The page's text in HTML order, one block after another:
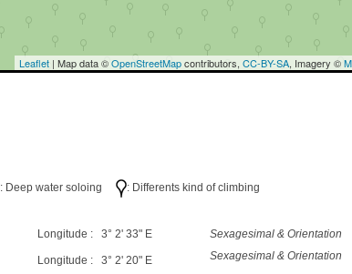
Leaflet| Map data ©OpenStreetMapcontributors, CC-BY-SA, Imagery ©
: Deep water soloing : Differents kind of climbing
Longitude : 3° 2' 33" E
Sexagesimal & Orientation
Longitude : 3° 2' 20" E Sexagesimal & Orientation